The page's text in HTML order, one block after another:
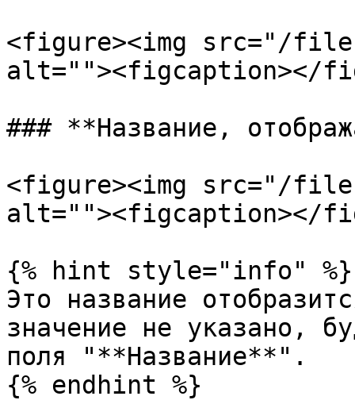
<figure><img src="/files/
alt=""><figcaption></
### **Название,
<figure><img src="/files/
alt=""><figcaption></
{% hint style="info" %}
Это название
значение не указано,
поля "**Название**".
{% endhint %}